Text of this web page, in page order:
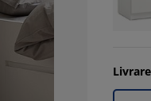
3.2520325203252036%